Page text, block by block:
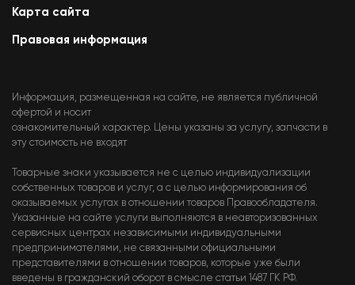
Карта сайта
Правовая информация
Информация, размещенная на сайте, не является публичной
офертой и носит
ознакомительный характер. Цены указаны за услугу, запчасти в
эту стоимость не входят
Товарные знаки указывается не с целью индивидуализации
собственных товаров и услуг, а с целью информирования об
оказываемых услугах в отношении товаров Правообладателя.
Указанные на сайте услуги выполняются в неавторизованных
сервисных центрах независимыми индивидуальными
предпринимателями, не связанными официальными
представителями в отношении товаров, которые уже были
введены в гражданский оборот в смысле статьи 1487 ГК РФ.